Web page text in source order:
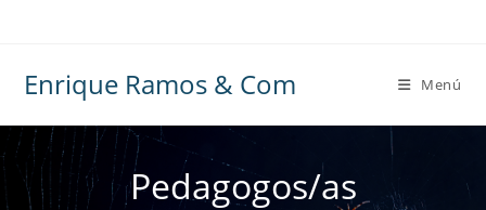
Enrique Ramos & Com Menú
Pedagogos/as